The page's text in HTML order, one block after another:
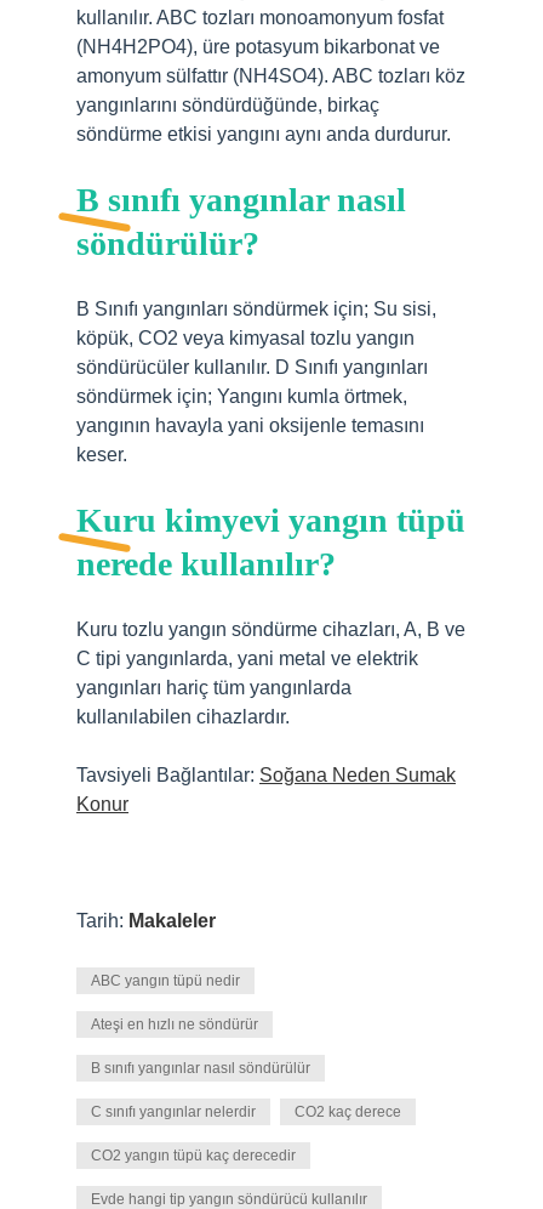
kullanılır. ABC tozları monoamonyum fosfat
(NH4H2PO4), üre potasyum bikarbonat ve
amonyum sülfattır (NH4SO4). ABC tozları köz
yangınlarını söndürdüğünde, birkaç
söndürme etkisi yangını aynı anda durdurur.
B sınıfı yangınlar nasıl
söndürülür?
B Sınıfı yangınları söndürmek için; Su sisi,
köpük, CO2 veya kimyasal tozlu yangın
söndürücüler kullanılır. D Sınıfı yangınları
söndürmek için; Yangını kumla örtmek,
yangının havayla yani oksijenle temasını
keser.
Kuru kimyevi yangın tüpü
nerede kullanılır?
Kuru tozlu yangın söndürme cihazları, A, B ve
C tipi yangınlarda, yani metal ve elektrik
yangınları hariç tüm yangınlarda
kullanılabilen cihazlardır.
Tavsiyeli Bağlantılar: Soğana Neden Sumak
Konur
Tarih: Makaleler
ABC yangın tüpü nedir
Ateşi en hızlı ne söndürür
B sınıfı yangınlar nasıl söndürülür
C sınıfı yangınlar nelerdir CO2 kaç derece
CO2 yangın tüpü kaç derecedir
Evde hangi tip yangın söndürücü kullanılır